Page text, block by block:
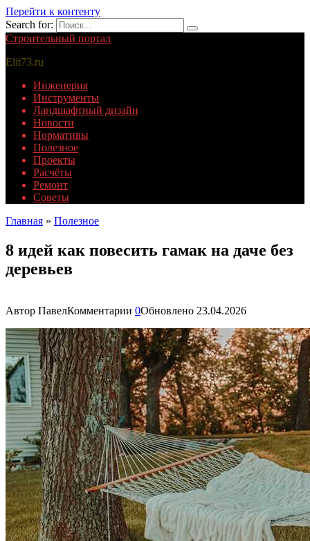
Перейти к контенту
Search for:
Строительный портал
Elit73.ru
Инженерия
Инструменты
Ландшафтный дизайн
Новости
Нормативы
Полезное
Проекты
Расчёты
Ремонт
Советы
Главная » Полезное
8 идей как повесить гамак на даче без
деревьев
Автор ПавелКомментарии 0Обновлено 23.04.2026